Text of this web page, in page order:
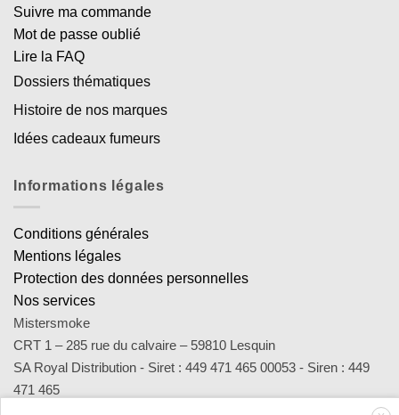
Suivre ma commande
Mot de passe oublié
Lire la FAQ
Dossiers thématiques
Histoire de nos marques
Idées cadeaux fumeurs
Informations légales
Conditions générales
Mentions légales
Protection des données personnelles
Nos services
Mistersmoke
CRT 1 – 285 rue du calvaire – 59810 Lesquin
SA Royal Distribution - Siret : 449 471 465 00053 - Siren : 449
471 465